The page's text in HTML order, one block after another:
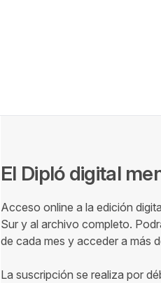
El Dipló digital
Acceso online a la edición
Sur y al archivo completo.
de cada mes y acceder a más
La suscripción se realiza por